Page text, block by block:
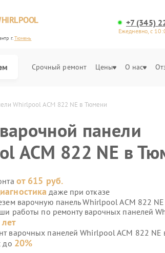
г.Тюмень
+7 (345)
Ежедневно, с
Срочный ремонт Цены О нас
Whirlpool ACM 822 NE в Тюмени
панели
ACM 822 NE в
от 615 руб.
даже при отказе
варочную панель Whirlpool ACM 822
работы по ремонту варочных панелей
варочных панелей Whirlpool ACM 822 NE
до 20%